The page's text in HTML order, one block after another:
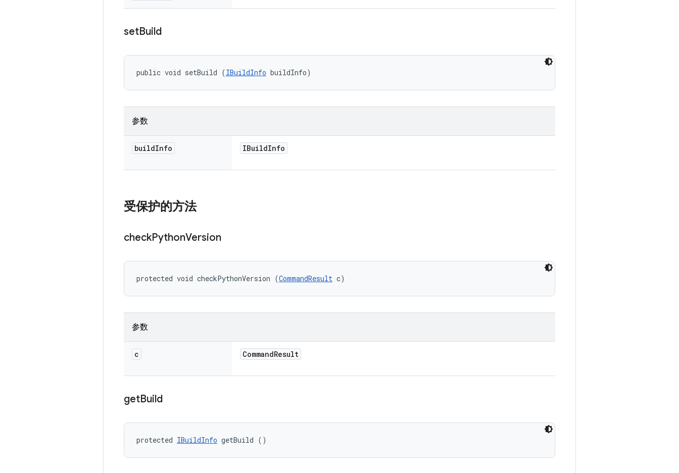
setBuild
public void setBuild (IBuildInfo buildInfo)
参数
buildInfo IBuildInfo
受保护的方法
checkPythonVersion
protected void checkPythonVersion (CommandResult c)
参数
c CommandResult
getBuild
protected IBuildInfo getBuild ()